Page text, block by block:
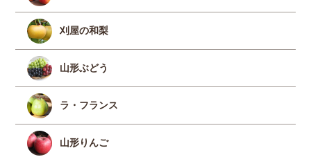
刈屋の和梨
山形ぶどう
ラ・フランス
山形りんご